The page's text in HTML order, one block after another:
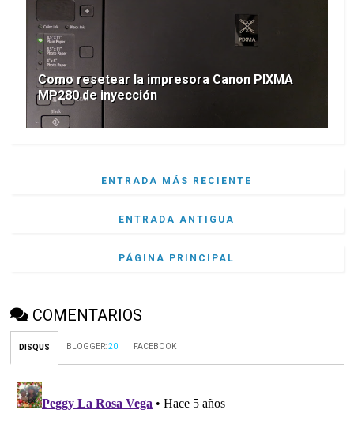
Como resetear la impresora Canon PIXMA
MP280 de inyección
ENTRADA MÁS RECIENTE
ENTRADA ANTIGUA
PÁGINA PRINCIPAL
COMENTARIOS
DISQUS BLOGGER:20 FACEBOOK